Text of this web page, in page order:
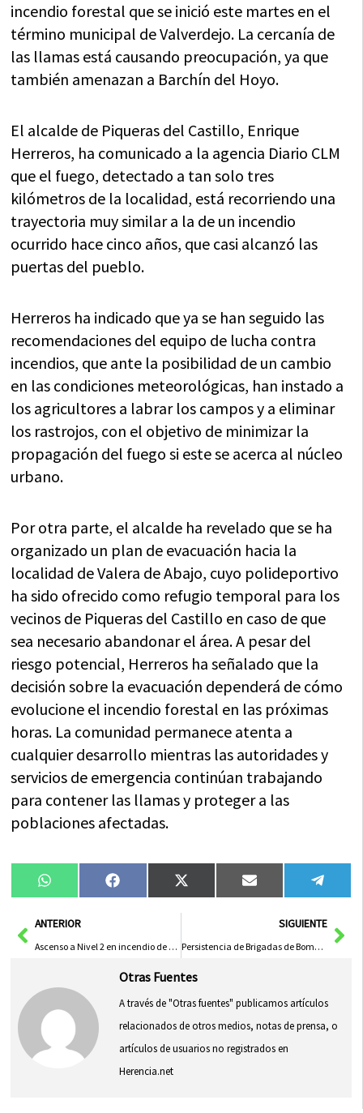
incendio forestal que se inició este martes en el
término municipal de Valverdejo. La cercanía de
las llamas está causando preocupación, ya que
también amenazan a Barchín del Hoyo.
El alcalde de Piqueras del Castillo, Enrique
Herreros, ha comunicado a la agencia Diario CLM
que el fuego, detectado a tan solo tres
kilómetros de la localidad, está recorriendo una
trayectoria muy similar a la de un incendio
ocurrido hace cinco años, que casi alcanzó las
puertas del pueblo.
Herreros ha indicado que ya se han seguido las
recomendaciones del equipo de lucha contra
incendios, que ante la posibilidad de un cambio
en las condiciones meteorológicas, han instado a
los agricultores a labrar los campos y a eliminar
los rastrojos, con el objetivo de minimizar la
propagación del fuego si este se acerca al núcleo
urbano.
Por otra parte, el alcalde ha revelado que se ha
organizado un plan de evacuación hacia la
localidad de Valera de Abajo, cuyo polideportivo
ha sido ofrecido como refugio temporal para los
vecinos de Piqueras del Castillo en caso de que
sea necesario abandonar el área. A pesar del
riesgo potencial, Herreros ha señalado que la
decisión sobre la evacuación dependerá de cómo
evolucione el incendio forestal en las próximas
horas. La comunidad permanece atenta a
cualquier desarrollo mientras las autoridades y
servicios de emergencia continúan trabajando
para contener las llamas y proteger a las
poblaciones afectadas.
Compartir
en
WhatsAppCompartir
en
FacebookCompartir
en
X
(Twitter)
Compartir
en
Email
en
AntANTERIOR
Ascenso a Nivel 2 en incendio de Valverdejo y desconexión de subestación AVE Madrid-Levante
SIGUIENTE
Persistencia de Brigadas de Bomberos en la Batalla contra Incendios en Cantalojas
Otras Fuentes
A través de "Otras fuentes" publicamos artículos
relacionados de otros medios, notas de prensa, o
artículos de usuarios no registrados en
Herencia.net